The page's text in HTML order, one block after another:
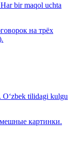
bir maqol uchta
на трёх
O‘zbek tilidagi kulgu
картинки.